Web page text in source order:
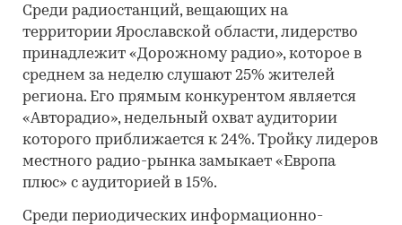
Среди радиостанций, вещающих на
территории Ярославской области, лидерство
принадлежит «Дорожному радио», которое в
среднем за неделю слушают 25% жителей
региона. Его прямым конкурентом является
«Авторадио», недельный охват аудитории
которого приближается к 24%. Тройку лидеров
местного радио-рынка замыкает «Европа
плюс» с аудиторией в 15%.
Среди периодических информационно-